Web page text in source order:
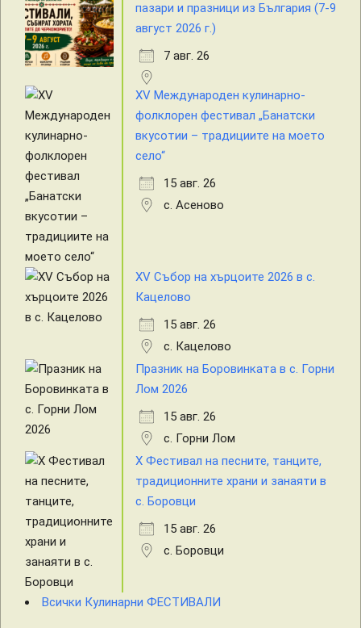
пазари и празници из България (7-9
август 2026 г.)
7 авг. 26
XV Международен кулинарно-
фолклорен фестивал „Банатски
вкусотии – традициите на моето
село“
15 авг. 26
с. Асеново
XV Събор на хърцоите 2026 в с.
Кацелово
15 авг. 26
с. Кацелово
Празник на Боровинката в с. Горни
Лом 2026
15 авг. 26
с. Горни Лом
X Фестивал на песните, танците,
традиционните храни и занаяти в
с. Боровци
15 авг. 26
с. Боровци
Всички Кулинарни ФЕСТИВАЛИ